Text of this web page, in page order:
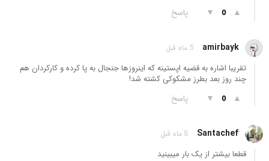
▲
0
▼ پاسخ
amirbayk 5 ماه قبل
تقریبا اشاره به قضیه اپستینه که اینروزها جنجال به پا کرده و کارکردان هم
چند روز بعد بطرز مشکوکی کشته شد!
▲
0
▼ پاسخ
Santachef 8 ماه قبل
قطعا بیشتر از یک بار میبینید